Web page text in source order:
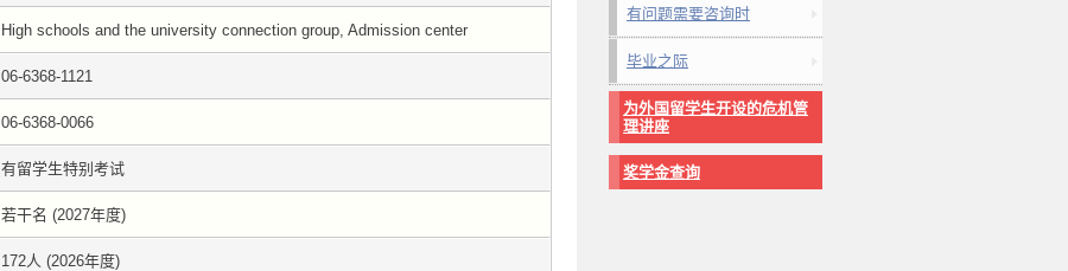
High schools and the university connection group, Admission center
06-6368-1121
06-6368-0066
有留学生特别考试
若干名 (2027年度)
172人 (2026年度)
有问题需要咨询时
毕业之际
为外国留学生开设的危机管
理讲座
奖学金查询